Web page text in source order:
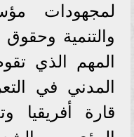
لمجهودات
والتنمية وحقوق
المهم الذي
المدني في
قارة أفريقيا